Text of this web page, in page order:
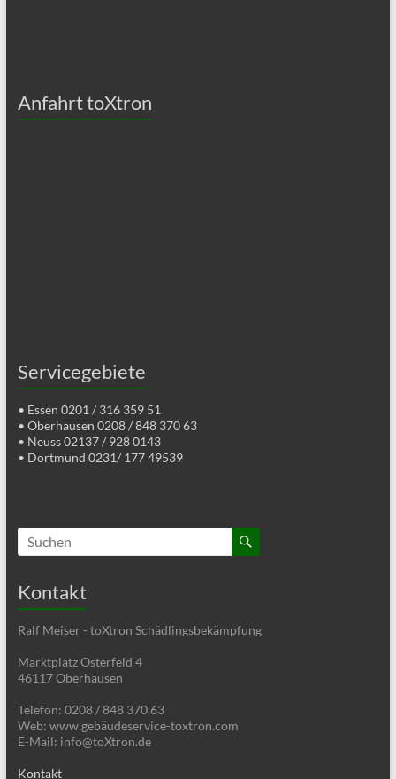
Anfahrt toXtron
Servicegebiete
• Essen 0201 / 316 359 51
• Oberhausen 0208 / 848 370 63
• Neuss 02137 / 928 0143
• Dortmund 0231/ 177 49539
Kontakt
Ralf Meiser - toXtron Schädlingsbekämpfung
Marktplatz Osterfeld 4
46117 Oberhausen
Telefon: 0208 / 848 370 63
Web: www.gebäudeservice-toxtron.com
E-Mail: info@toXtron.de
Kontakt